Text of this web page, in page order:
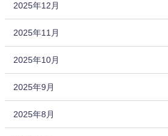
2025年12月
2025年11月
2025年10月
2025年9月
2025年8月